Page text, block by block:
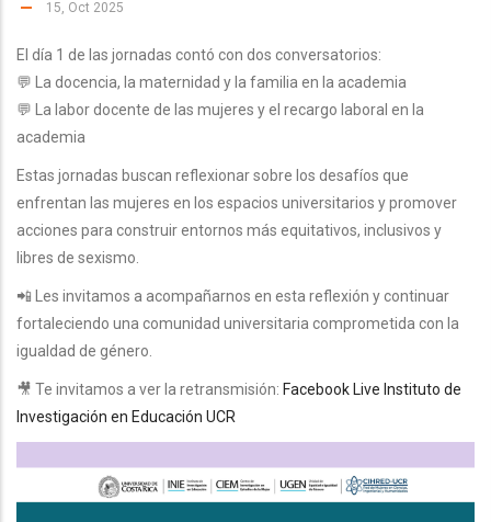
15, Oct 2025
El día 1 de las jornadas contó con dos conversatorios:
💬 La docencia, la maternidad y la familia en la academia
💬 La labor docente de las mujeres y el recargo laboral en la
academia
Estas jornadas buscan reflexionar sobre los desafíos que
enfrentan las mujeres en los espacios universitarios y promover
acciones para construir entornos más equitativos, inclusivos y
libres de sexismo.
📲 Les invitamos a acompañarnos en esta reflexión y continuar
fortaleciendo una comunidad universitaria comprometida con la
igualdad de género.
🎥 Te invitamos a ver la retransmisión: Facebook Live Instituto de
Investigación en Educación UCR